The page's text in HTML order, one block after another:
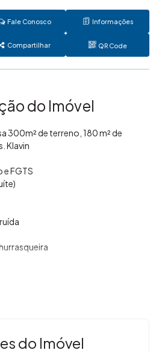
Fale Conosco Informações
Compartilhar QR Code
do Imóvel
300m² de terreno, 180 m² de
Klavin
e FGTS
facilitando a mobilidade e a rotina
no dia a dia.
do Imóvel